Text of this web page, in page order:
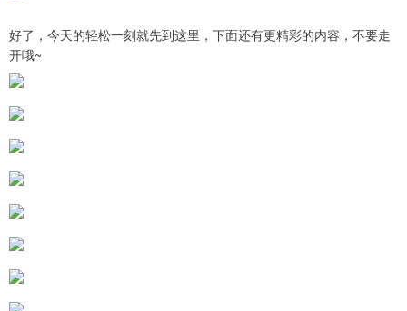
好了，今天的轻松一刻就先到这里，下面还有更精彩的内容，不要走
开哦~